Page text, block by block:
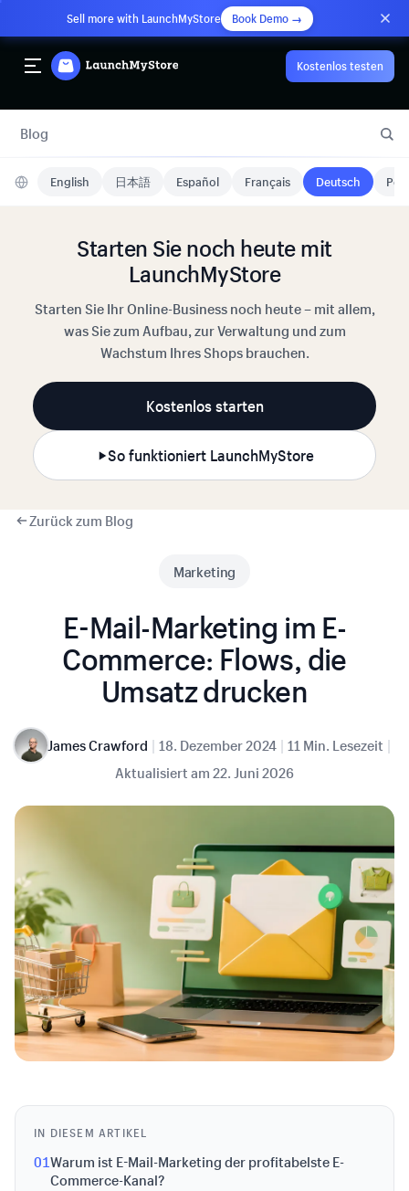
Sell more with LaunchMyStore Book Demo →
Kostenlos testen
Blog
English 日本語 Español Français Deutsch
Starten Sie noch heute mit
LaunchMyStore
Starten Sie Ihr Online-Business noch heute – mit allem,
was Sie zum Aufbau, zur Verwaltung und zum
Wachstum Ihres Shops brauchen.
Kostenlos starten
So funktioniert LaunchMyStore
Zurück zum Blog
Marketing
E-Mail-Marketing im E-
Commerce: Flows, die
Umsatz drucken
James Crawford | 18. Dezember 2024 | 11 Min. Lesezeit |
Aktualisiert am 22. Juni 2026
IN DIESEM ARTIKEL
01Warum ist E-Mail-Marketing der profitabelste E-
Commerce-Kanal?